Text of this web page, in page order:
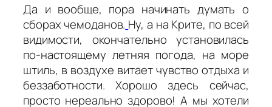
Да и вообще, пора начинать думать о
сборах чемоданов. Ну, а на Крите, по всей
видимости, окончательно установилась
по-настоящему летняя погода, на море
штиль, в воздухе витает чувство отдыха и
беззаботности. Хорошо здесь сейчас,
просто нереально здорово! А мы хотели